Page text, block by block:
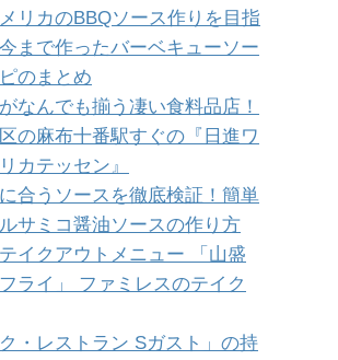
メリカのBBQソース作りを目指
まで作ったバーベキューソー
のまとめ
なんでも揃う凄い食料品店！
の麻布十番駅すぐの『日進ワ
カテッセン』
合うソースを徹底検証！簡単
サミコ醤油ソースの作り方
イクアウトメニュー 「山盛
ライ」 ファミレスのテイク
ク・レストラン Sガスト」の持